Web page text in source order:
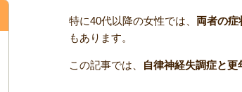
特に40代以降の女性では、 両者の症
もあります。
この記事では、 自律神経失調症と